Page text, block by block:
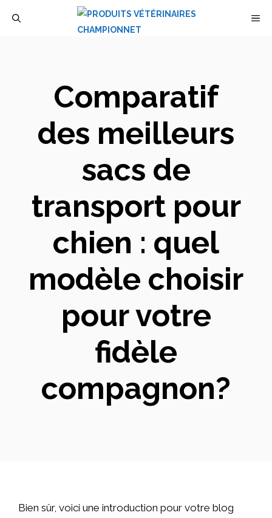
Comparatif
des meilleurs
sacs de
transport pour
chien : quel
modèle choisir
pour votre
fidèle
compagnon?
Bien sûr, voici une introduction pour votre blog